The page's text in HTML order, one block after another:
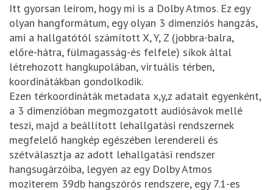
Itt gyorsan leírom, hogy mi is a Dolby Atmos. Ez egy
olyan hangformátum, egy olyan 3 dimenziós hangzás,
ami a hallgatótól számított X, Y, Z (jobbra-balra,
előre-hátra, fülmagasság-és felfele) síkok által
létrehozott hangkupolában, virtuális térben,
koordinátákban gondolkodik.
Ezen térkoordináták metadata x,y,z adatait egyenként,
a 3 dimenzióban megmozgatott audiósávok mellé
teszi, majd a beállított lehallgatási rendszernek
megfelelő hangkép egészében lerendereli és
szétválasztja az adott lehallgatási rendszer
hangsugárzóiba, legyen az egy Dolby Atmos
moziterem 39db hangszórós rendszere, egy 7.1-es